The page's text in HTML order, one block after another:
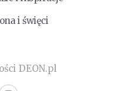
i święci
DEON.pl